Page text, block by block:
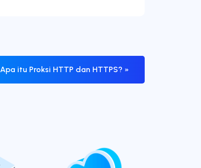
Apa itu Proksi HTTP dan HTTPS? »